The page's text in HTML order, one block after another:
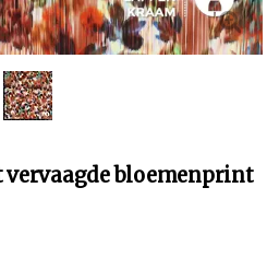
vervaagde bloemenprint